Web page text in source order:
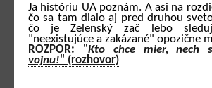
Ja históriu UA poznám. A asi na
čo sa tam dialo aj pred druhou
čo je Zelenský zač lebo
"neexistujúce a zakázané" opozične
ROZPOR: "Kto chce mier, nech
vojnu!" (rozhovor)